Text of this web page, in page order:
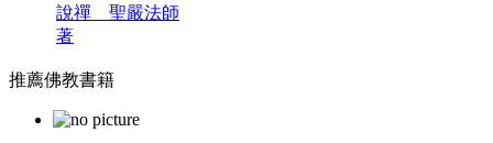
說禪 聖嚴法師
著
推薦佛教書籍